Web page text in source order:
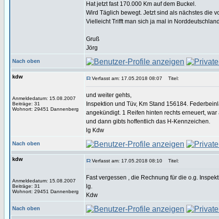
Hat jetzt fast 170.000 Km auf dem Buckel.
Wird Täglich bewegt. Jetzt sind als nächstes die
Vielleicht Trifft man sich ja mal in
Gruß
Jörg
Nach oben
kdw
Anmeldedatum: 15.08.2007
Beiträge: 31
Wohnort: 29451 Dannenberg
Verfasst am: 17.05.2018 08:07 Titel:
und weiter gehts,
Inspektion und Tüv, Km Stand 156184.
angekündigt. 1 Reifen hinten rechts erneuert,
und dann gibts hoffentlich das H-Kennzeichen.
lg Kdw
Nach oben
kdw
Anmeldedatum: 15.08.2007
Beiträge: 31
Wohnort: 29451 Dannenberg
Verfasst am: 17.05.2018 08:10 Titel:
Fast vergessen , die Rechnung für die o.g.
lg.
Kdw
Nach oben